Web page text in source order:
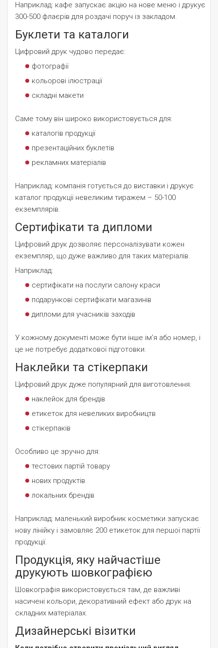
Наприклад: кафе запускає акцію на нове меню і друкує
300-500 флаєрів для роздачі поруч із закладом.
Буклети та каталоги
Цифровий друк чудово передає:
фотографії
кольорові ілюстрації
складні макети
Саме тому він широко використовується для:
каталогів продукції
презентаційних буклетів
рекламних матеріалів
Наприклад: компанія готується до виставки і друкує
каталог продукції невеликим тиражем – 50-100
екземплярів.
Сертифікати та дипломи
Цифровий друк дозволяє персоналізувати кожен
екземпляр, що дуже важливо для таких матеріалів.
Наприклад:
сертифікати на послуги салону краси
подарункові сертифікати магазинів
дипломи для учасників заходів
У кожному документі може бути інше ім’я або номер, і
це не потребує додаткової підготовки.
Наклейки та стікерпаки
Цифровий друк дуже популярний для виготовлення:
наклейок для брендів
етикеток для невеликих виробництв
стікерпаків
Особливо це зручно для:
тестових партій товару
нових продуктів
локальних брендів
Наприклад: маленький виробник косметики запускає
нову лінійку і замовляє 200 етикеток для першої партії
продукції.
Продукція, яку найчастіше
друкують шовкографією
Шовкографія використовується там, де важливі
насичені кольори, декоративний ефект або друк на
складних матеріалах.
Дизайнерські візитки